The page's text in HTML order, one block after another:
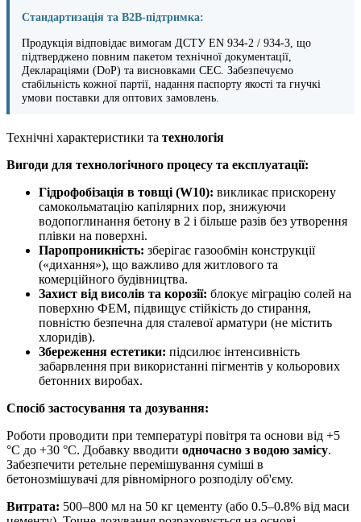
Стандартизація та B2B-підтримка:
Продукція відповідає вимогам ДСТУ EN 934-2 / 934-3, що
підтверджено повним пакетом технічної документації,
Деклараціями (DoP) та висновками СЕС. Забезпечуємо
стабільність кожної партії, надання паспорту якості та гнучкі
умови поставки для оптових замовлень.
Технічні характеристики та технологія
Вигоди для технологічного процесу та експлуатації:
Гідрофобізація в товщі (W10): викликає прискорену
самокольматацію капілярних пор, знижуючи
водопоглинання бетону в 2 і більше разів без утворення
плівки на поверхні.
Паропроникність: зберігає газообмін конструкції
(«дихання»), що важливо для житлового та
комерційного будівництва.
Захист від висолів та корозії: блокує міграцію солей на
поверхню ФЕМ, підвищує стійкість до стирання,
повністю безпечна для сталевої арматури (не містить
хлоридів).
Збереження естетики: підсилює інтенсивність
забарвлення при використанні пігментів у кольорових
бетонних виробах.
Спосіб застосування та дозування:
Роботи проводити при температурі повітря та основи від +5
°С до +30 °С. Добавку вводити одночасно з водою замісу.
Забезпечити ретельне перемішування суміші в
бетонозмішувачі для рівномірного розподілу об'єму.
Витрата: 500–800 мл на 50 кг цементу (або 0.5–0.8% від маси